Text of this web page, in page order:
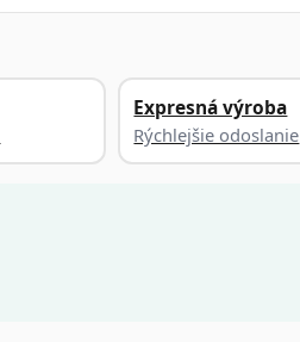
Expresná výroba
Rýchlejšie odoslanie